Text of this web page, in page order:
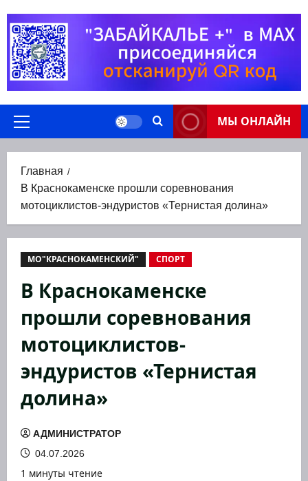
содержимому
Основное
МЫ ОНЛАЙН
Главная
В Краснокаменске прошли соревнования
мотоциклистов-эндуристов «Тернистая долина»
МО"КРАСНОКАМЕНСКИЙ" СПОРТ
В Краснокаменске
прошли соревнования
мотоциклистов-
эндуристов «Тернистая
долина»
АДМИНИСТРАТОР
04.07.2026
1 минуты чтение